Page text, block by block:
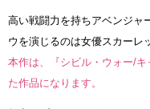
高い戦闘力を持ちアベンジャ
ウを演じるのは女優スカーレ
本作は、『シビル・ウォー/
た作品になります。